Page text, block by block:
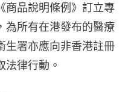
商品說明條例》訂立專
為所有在港發布的醫療
生署亦應向非香港註冊
法律行動。